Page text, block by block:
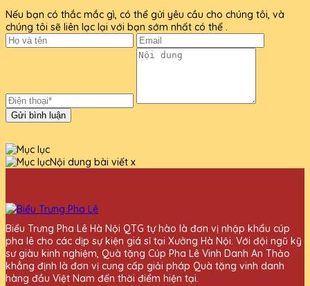
Nếu bạn có thắc mắc gì, có thể gửi yêu cầu cho chúng tôi, và
chúng tôi sẽ liên lạc lại với bạn sớm nhất có thể .
Gửi bình luận
Nội dung bài viết x
Biểu Trưng Pha Lê Hà Nội QTG tự hào là đơn vị nhập khẩu cúp
pha lê cho các dịp sự kiện giá sỉ tại Xưởng Hà Nội. Với đội ngũ kỹ
sư giàu kinh nghiệm, Quà tặng Cúp Pha Lê Vinh Danh An Thảo
khẳng định là đơn vị cung cấp giải pháp Quà tặng vinh danh
hàng đầu Việt Nam đến thời điểm hiện tại.